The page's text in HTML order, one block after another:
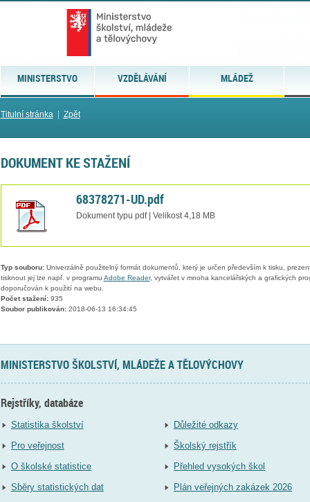
MINISTERSTVO VZDĚLÁVÁNÍ MLÁDEŽ
Titulní stránka| Zpět
DOKUMENT KE STAŽENÍ
68378271-UD.pdf
Dokument typu pdf | Velikost 4,18 MB
Typ souboru:Univerzálně použitelný formát dokumentů, který je určen především k tisku,
tisknout jej lze např. v programu Adobe Reader, vytvářet v mnoha kancelářských a grafických
doporučován k použití na webu.
Počet stažení:935
Soubor publikován:2018-06-13 16:34:45
MINISTERSTVO ŠKOLSTVÍ, MLÁDEŽE A TĚLOVÝCHOVY
Rejstříky, databáze
Statistika školství
Pro veřejnost
O školské statistice
Sběry statistických dat
Důležité odkazy
Školský rejstřík
Přehled vysokých škol
Plán veřejných zakázek 2026